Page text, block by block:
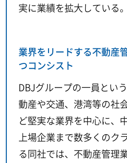
実に業績を拡大している。
業界をリードする不動産
つコンシスト
DBJグループの一員とい
動産や交通、港湾等の社
ど堅実な業界を中心に、
上場企業まで数多くのク
る同社では、不動産管理